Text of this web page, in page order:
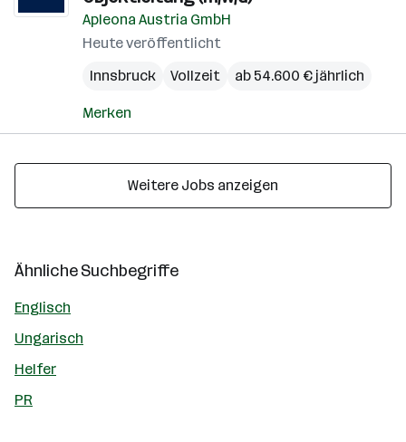
Apleona Austria GmbH
Heute veröffentlicht
Innsbruck
Vollzeit ab 54.600 € jährlich
Merken
Weitere Jobs anzeigen
Ähnliche Suchbegriffe
Englisch
Ungarisch
Helfer
PR